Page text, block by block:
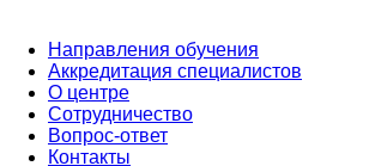
Направления обучения
Аккредитация специалистов
О центре
Сотрудничество
Вопрос-ответ
Контакты